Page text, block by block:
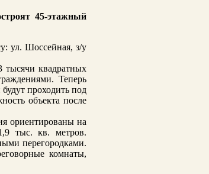
45-этажный
ул. Шоссейная, з/у
тысячи квадратных
Теперь
проходить под
объекта после
ориентированы на
тыс. кв. метров.
перегородками.
комнаты,